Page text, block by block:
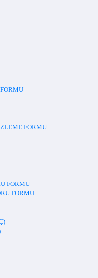
FORMU
FORMU
FORMU